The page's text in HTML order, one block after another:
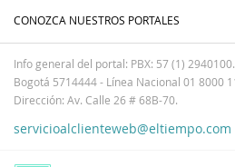
CONOZCA NUESTROS PORTALES
Info general del portal: PBX: 57 (1) 2940100.
Bogotá 5714444 - Línea Nacional 01 8000
Dirección: Av. Calle 26 # 68B-70.
servicioalclienteweb@eltiempo.com